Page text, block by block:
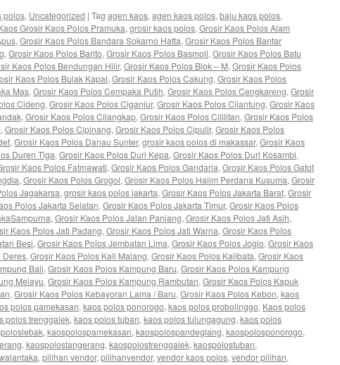
polos, Uncategorized | Tag agen kaos,agen kaos polos,baju kaos polos,
Grosir Kaos Polos Pramuka,grosir kaos polos,Grosir Kaos Polos Alam
,Grosir Kaos Polos Bandara Sokarno Hatta,Grosir Kaos Polos Bantar
,Grosir Kaos Polos Barito,Grosir Kaos Polos Basmoll,Grosir Kaos Polos Batu
Kaos Polos Bendungan Hilir,Grosir Kaos Polos Blok – M,Grosir Kaos Polos
Kaos Polos Bulak Kapal,Grosir Kaos Polos Cakung,Grosir Kaos Polos
Mas,Grosir Kaos Polos Cempaka Putih,Grosir Kaos Polos Cengkareng,Grosir
Cideng,Grosir Kaos Polos Ciganjur,Grosir Kaos Polos Cijantung,Grosir Kaos
,Grosir Kaos Polos Cilangkap,Grosir Kaos Polos Cililitan,Grosir Kaos Polos
,Grosir Kaos Polos Cipinang,Grosir Kaos Polos Cipulir,Grosir Kaos Polos
,Grosir Kaos Polos Danau Sunter,grosir kaos polos di makassar,Grosir Kaos
Duren Tiga,Grosir Kaos Polos Duri Kepa,Grosir Kaos Polos Duri Kosambi,
Kaos Polos Fatmawati,Grosir Kaos Polos Gandaria,Grosir Kaos Polos Gatot
,Grosir Kaos Polos Grogol,Grosir Kaos Polos Halim Perdana Kusuma,Grosir
Jagakarsa,grosir kaos polos jakarta,Grosir Kaos Polos Jakarta Barat,Grosir
Polos Jakarta Selatan,Grosir Kaos Polos Jakarta Timur,Grosir Kaos Polos
,Grosir Kaos Polos Jalan Panjang,Grosir Kaos Polos Jati Asih,
Kaos Polos Jati Padang,Grosir Kaos Polos Jati Warna,Grosir Kaos Polos
Besi,Grosir Kaos Polos Jembatan Lima,Grosir Kaos Polos Joglo,Grosir Kaos
Deres,Grosir Kaos Polos Kali Malang,Grosir Kaos Polos Kalibata,Grosir Kaos
Bali,Grosir Kaos Polos Kampung Baru,Grosir Kaos Polos Kampung
Melayu,Grosir Kaos Polos Kampung Rambutan,Grosir Kaos Polos Kapuk
,Grosir Kaos Polos Kebayoran Lama / Baru,Grosir Kaos Polos Kebon,kaos
polos pamekasan,kaos polos ponorogo,kaos polos probolinggo, Kaos polos
polos trenggalek,kaos polos tuban,kaos polos tulungagung,kaos polos
,kaospolospamekasan,kaospolospandeglang,kaospolosponorogo,
,kaospolostangerang,kaospolostrenggalek,kaospolostuban,
,pilihan vendor,pilihanvendor,vendor kaos polos,vendor pilihan,